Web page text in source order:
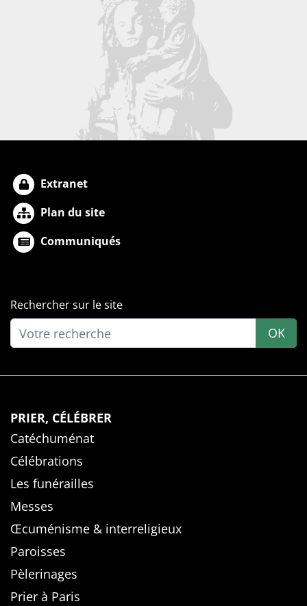
Extranet
Plan du site
Communiqués
Rechercher sur le site
OK
PRIER, CÉLÉBRER
Catéchuménat
Célébrations
Les funérailles
Messes
Œcuménisme & interreligieux
Paroisses
Pèlerinages
Prier à Paris